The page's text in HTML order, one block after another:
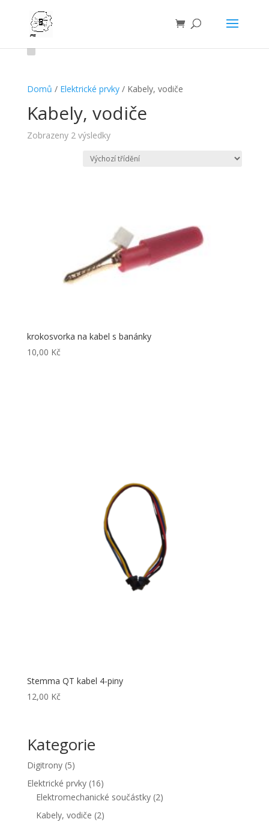
Domů / Elektrické prvky/ Kabely, vodiče
Kabely, vodiče
Zobrazeny 2 výsledky
krokosvorka na kabel s banánky
10,00 Kč
Stemma QT kabel 4-piny
12,00 Kč
Kategorie
Digitrony 55
produktů
Elektrické prvky 1616
produktů
Elektromechanické součástky 22
Kabely, vodiče 22